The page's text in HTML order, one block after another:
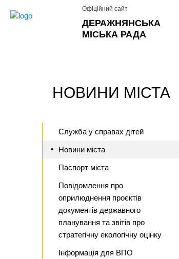
ДЕРАЖНЯНСЬКА
МІСЬКА РАДА
Офіційний сайт
НОВИНИ МІСТА
Служба у справах дітей
Новини міста
Паспорт міста
Повідомлення про
оприлюднення проєктів
документів державного
планування та звітів про
стратегічну екологічну оцінку
Інформація для ВПО